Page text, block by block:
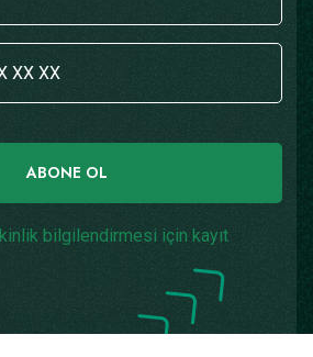
ABONE OL
bilgilendirmesi için kayıt